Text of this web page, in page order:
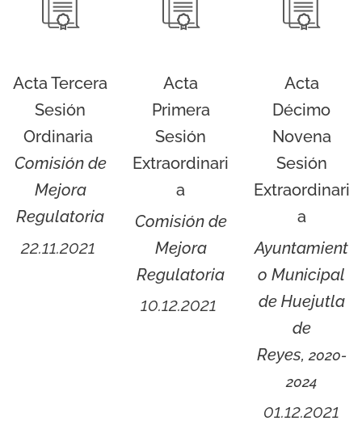
Acta Tercera
Sesión
Ordinaria
Comisión de
Mejora
Regulatoria
22.11.2021
Acta
Primera
Sesión
Extraordinari
a
Comisión de
Mejora
Regulatoria
10.12.2021
Acta
Décimo
Novena
Sesión
Extraordinari
a
Ayuntamient
o Municipal
de Huejutla
de
Reyes,2020-
2024
01.12.2021